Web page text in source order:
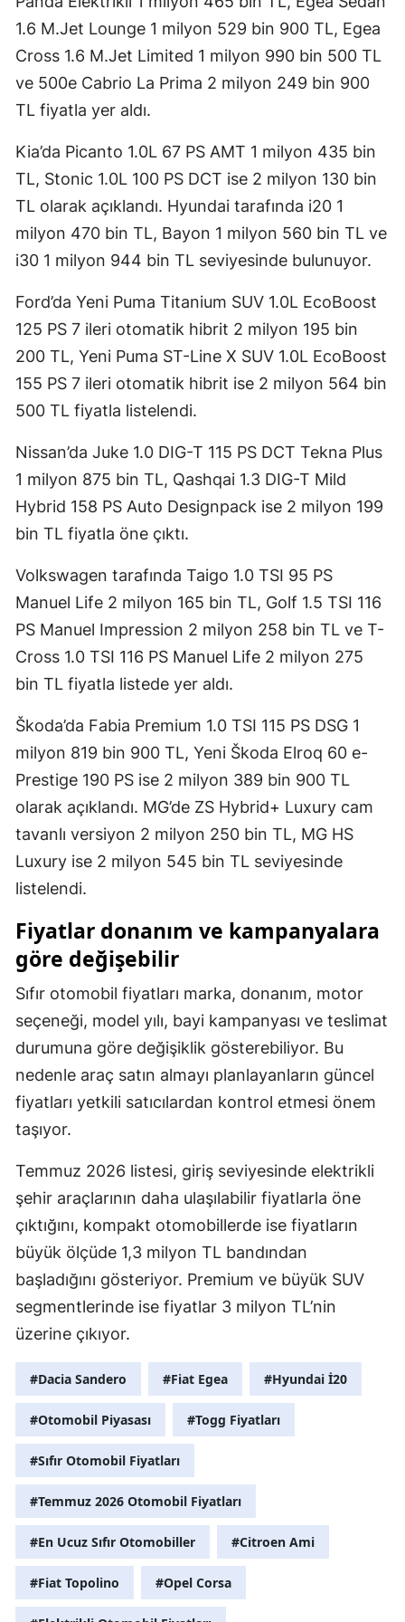
1.6 M.Jet Lounge 1 milyon 529 bin 900 TL, Egea
Cross 1.6 M.Jet Limited 1 milyon 990 bin 500 TL
ve 500e Cabrio La Prima 2 milyon 249 bin 900
TL fiyatla yer aldı.
Kia’da Picanto 1.0L 67 PS AMT 1 milyon 435 bin
TL, Stonic 1.0L 100 PS DCT ise 2 milyon 130 bin
TL olarak açıklandı. Hyundai tarafında i20 1
milyon 470 bin TL, Bayon 1 milyon 560 bin TL ve
i30 1 milyon 944 bin TL seviyesinde bulunuyor.
Ford’da Yeni Puma Titanium SUV 1.0L EcoBoost
125 PS 7 ileri otomatik hibrit 2 milyon 195 bin
200 TL, Yeni Puma ST-Line X SUV 1.0L EcoBoost
155 PS 7 ileri otomatik hibrit ise 2 milyon 564 bin
500 TL fiyatla listelendi.
Nissan’da Juke 1.0 DIG-T 115 PS DCT Tekna Plus
1 milyon 875 bin TL, Qashqai 1.3 DIG-T Mild
Hybrid 158 PS Auto Designpack ise 2 milyon 199
bin TL fiyatla öne çıktı.
Volkswagen tarafında Taigo 1.0 TSI 95 PS
Manuel Life 2 milyon 165 bin TL, Golf 1.5 TSI 116
PS Manuel Impression 2 milyon 258 bin TL ve T-
Cross 1.0 TSI 116 PS Manuel Life 2 milyon 275
bin TL fiyatla listede yer aldı.
Škoda’da Fabia Premium 1.0 TSI 115 PS DSG 1
milyon 819 bin 900 TL, Yeni Škoda Elroq 60 e-
Prestige 190 PS ise 2 milyon 389 bin 900 TL
olarak açıklandı. MG’de ZS Hybrid+ Luxury cam
tavanlı versiyon 2 milyon 250 bin TL, MG HS
Luxury ise 2 milyon 545 bin TL seviyesinde
listelendi.
Fiyatlar donanım ve kampanyalara
göre değişebilir
Sıfır otomobil fiyatları marka, donanım, motor
seçeneği, model yılı, bayi kampanyası ve teslimat
durumuna göre değişiklik gösterebiliyor. Bu
nedenle araç satın almayı planlayanların güncel
fiyatları yetkili satıcılardan kontrol etmesi önem
taşıyor.
Temmuz 2026 listesi, giriş seviyesinde elektrikli
şehir araçlarının daha ulaşılabilir fiyatlarla öne
çıktığını, kompakt otomobillerde ise fiyatların
büyük ölçüde 1,3 milyon TL bandından
başladığını gösteriyor. Premium ve büyük SUV
segmentlerinde ise fiyatlar 3 milyon TL’nin
üzerine çıkıyor.
#Dacia Sandero #Fiat Egea #Hyundai İ20
#Otomobil Piyasası #Togg Fiyatları
#Sıfır Otomobil Fiyatları
#Temmuz 2026 Otomobil Fiyatları
#En Ucuz Sıfır Otomobiller #Citroen Ami
#Fiat Topolino #Opel Corsa